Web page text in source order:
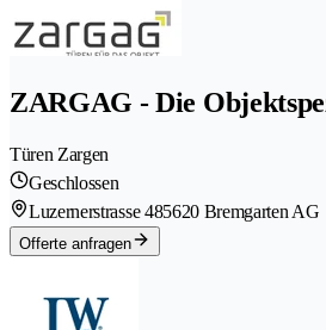
ZARGAG - Die
Türen Zargen
Geschlossen
Luzernerstrasse 485620 Bremgarten AG
Offerte anfragen